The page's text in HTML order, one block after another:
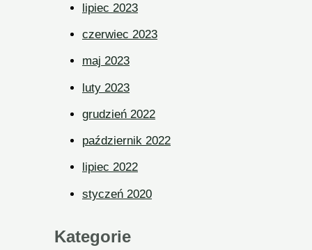
lipiec 2023
czerwiec 2023
maj 2023
luty 2023
grudzień 2022
październik 2022
lipiec 2022
styczeń 2020
Kategorie